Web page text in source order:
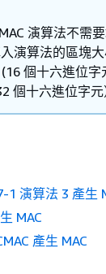
演算法不需
演算法的區塊
個十六進位字
個十六進位字元
1 演算法 3 產生
MAC
產生 MAC